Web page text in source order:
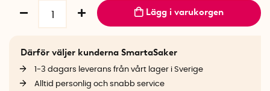
Lägg i varukorgen
Därför väljer kunderna SmartaSaker
1-3 dagars leverans från vårt lager i Sverige
Alltid personlig och snabb service